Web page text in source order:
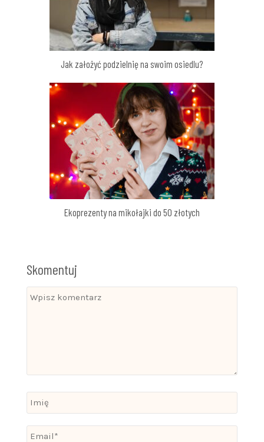
Jak założyć podzielnię na swoim osiedlu?
Ekoprezenty na mikołajki do 50 złotych
Skomentuj